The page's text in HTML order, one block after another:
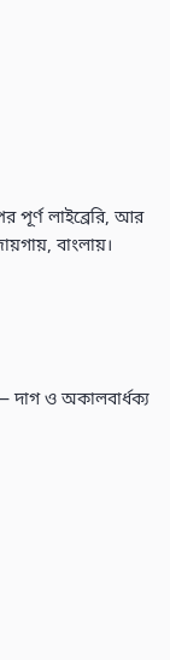
লাইব্রেরি, আর
বাংলায়।
ও অকালবার্ধক্য